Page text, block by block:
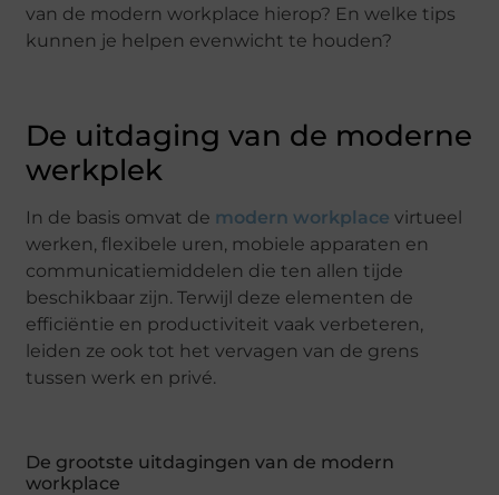
van de modern workplace hierop? En welke tips
kunnen je helpen evenwicht te houden?
De uitdaging van de moderne
werkplek
In de basis omvat de modern workplace virtueel
werken, flexibele uren, mobiele apparaten en
communicatiemiddelen die ten allen tijde
beschikbaar zijn. Terwijl deze elementen de
efficiëntie en productiviteit vaak verbeteren,
leiden ze ook tot het vervagen van de grens
tussen werk en privé.
De grootste uitdagingen van de modern
workplace